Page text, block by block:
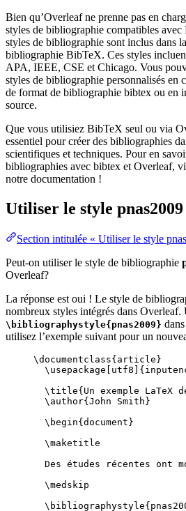
Bien qu’Overleaf ne prenne pas en
styles de bibliographie compatibles
styles de bibliographie sont inclus dans
bibliographie BibTeX. Ces styles
APA, IEEE, CSE et Chicago. Vous
styles de bibliographie personnalisés en
de format de bibliographie bibtex ou en
source.
Que vous utilisiez BibTeX seul ou via
essentiel pour créer des bibliographies
scientifiques et techniques. Pour en
bibliographies avec bibtex et Overleaf,
notre documentation !
Utiliser le style pnas2009
Section intitulée « Utiliser le style
Peut-on utiliser le style de bibliographie
Overleaf?
La réponse est oui ! Le style de
nombreux styles intégrés dans Overleaf.
\bibliographystyle{pnas2009}
utilisez l’exemple suivant pour un
\documentclass{ article }
\usepackage
utf8 ]{
\title{Un exemple
\author{John Smith}
\begin{ document }
\maketitle
Des études récentes ont
\medskip
\bibliographystyle